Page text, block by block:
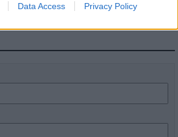
Data Access Privacy Policy